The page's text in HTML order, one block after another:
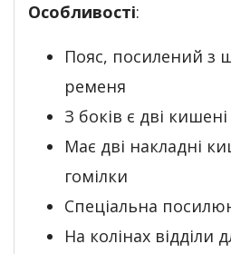
Особливості:
Пояс, посилений з
ременя
З боків є дві кишені
Має дві накладні
гомілки
Спеціальна
На колінах відділи